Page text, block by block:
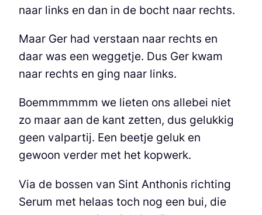
naar links en dan in de bocht naar rechts.
Maar Ger had verstaan naar rechts en
daar was een weggetje. Dus Ger kwam
naar rechts en ging naar links.
Boemmmmmm we lieten ons allebei niet
zo maar aan de kant zetten, dus gelukkig
geen valpartij. Een beetje geluk en
gewoon verder met het kopwerk.
Via de bossen van Sint Anthonis richting
Serum met helaas toch nog een bui, die